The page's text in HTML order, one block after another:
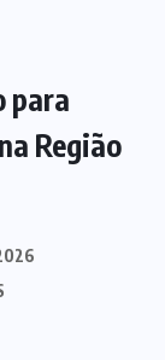
para
Região